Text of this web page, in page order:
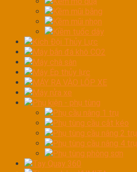
Kềm mũi bằng
Kềm mũi nhọn
Kiềm tuốc dây
Kích Đội Thủy Lực
Máy bắn đá khô CO2
Máy chà sàn
Máy Ép thủy lực
MÁY RA VÀO LỐP XE
Máy rửa xe
Phụ kiện - phụ tùng
Phụ cầu nâng 1 trụ
Phụ tùng cầu cắt kéo
Phụ tùng cầu nâng 2 trụ
Phụ tùng cầu nâng 4 trụ
Phụ tùng phòng sơn
Tay Quay 360